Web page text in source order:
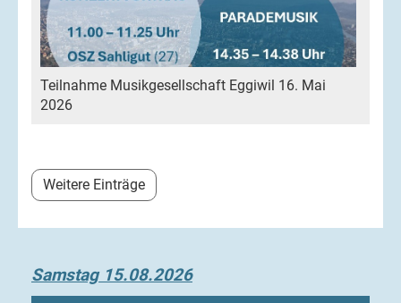
Teilnahme Musikgesellschaft Eggiwil 16. Mai
2026
Weitere Einträge
Samstag 15.08.2026